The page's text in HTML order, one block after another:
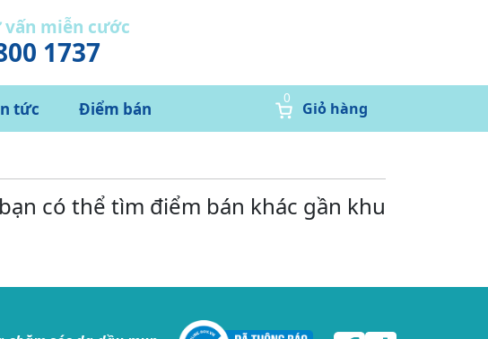
vấn miễn cước
1737
tức Điểm bán
0
Giỏ hàng
có thể tìm điểm bán khác gần khu